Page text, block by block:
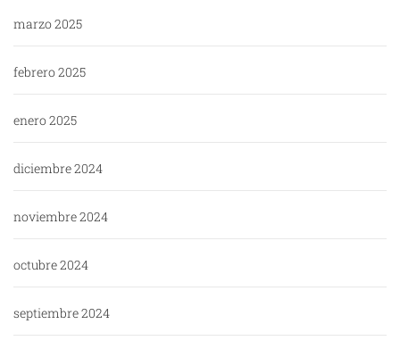
marzo 2025
febrero 2025
enero 2025
diciembre 2024
noviembre 2024
octubre 2024
septiembre 2024